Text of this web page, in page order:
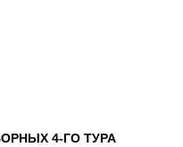
4-ГО ТУРА